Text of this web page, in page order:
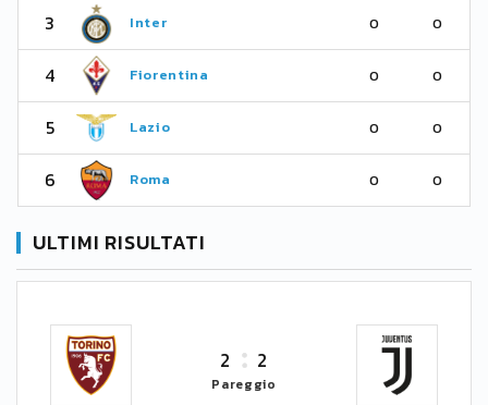
3 Inter 0 0
4 Fiorentina 0 0
5 Lazio 0 0
6 Roma 0 0
ULTIMI RISULTATI
2 2
Pareggio